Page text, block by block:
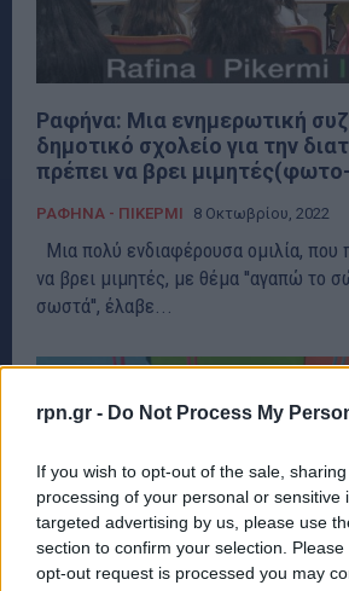
rpn.gr - Do Not Process My
If you wish to opt-out of the sale,
processing of your personal or sensitive
targeted advertising by us, please use
section to confirm your selection.
opt-out request is processed you may
Ραφήνα: Μια ενημερωτική
δημοτικό σχολείο για την
πρέπει να βρει
ΡΑΦΗΝΑ - ΠΙΚΕΡΜΙ 8 Οκτωβρίου, 2022
να βρει μιμητές, με θέμα ''αγαπώ το
σωστά'', έλαβε...